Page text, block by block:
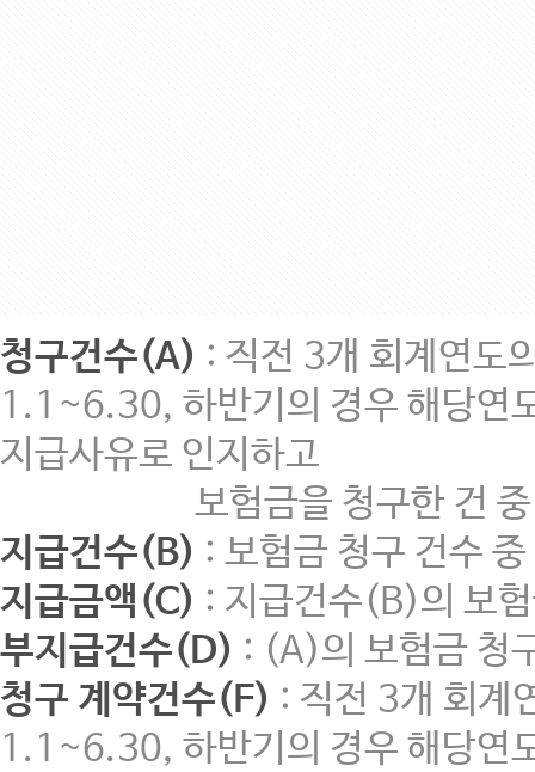
청구건수(A) : 직전 3개 회계연도
1.1~6.30, 하반기의 경우 해당연
지급사유로 인지하고
보험금을 청구한 건 중 지급
지급건수(B) : 보험금 청구 건수
지급금액(C) : 지급건수(B)의 보
부지급건수(D) : (A)의 보험금 청
청구 계약건수(F) : 직전 3개 회계
1.1~6.30, 하반기의 경우 해당연